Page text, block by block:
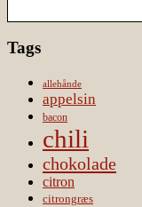
Tags
allehånde
appelsin
bacon
chili
chokolade
citron
citrongræs